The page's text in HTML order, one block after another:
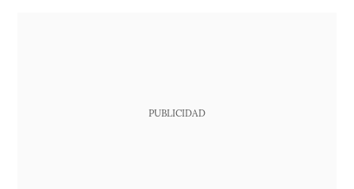
PUBLICIDAD